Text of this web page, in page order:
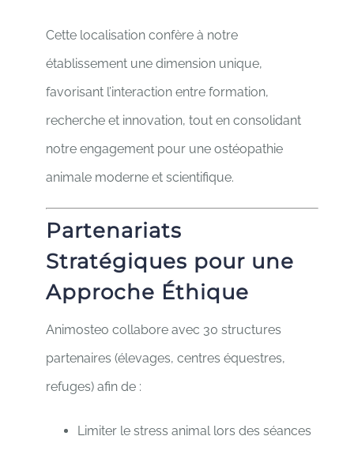
Cette localisation confère à notre
établissement une dimension unique,
favorisant l’interaction entre formation,
recherche et innovation, tout en consolidant
notre engagement pour une ostéopathie
animale moderne et scientifique.
Partenariats
Stratégiques pour une
Approche Éthique
Animosteo collabore avec 30 structures
partenaires (élevages, centres équestres,
refuges) afin de :
Limiter le stress animal lors des séances